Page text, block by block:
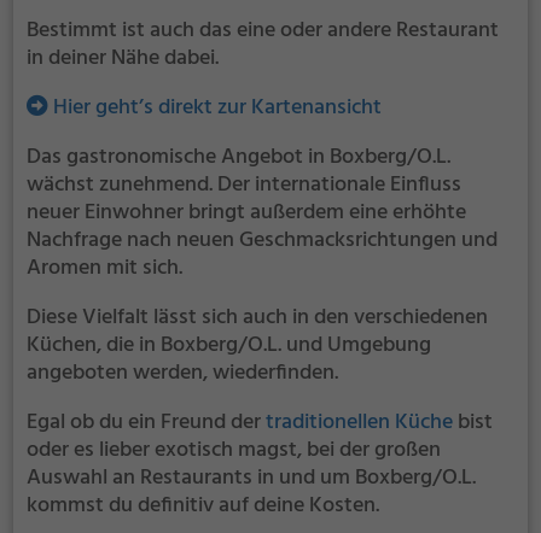
Bestimmt ist auch das eine oder andere Restaurant
in deiner Nähe dabei.
Hier geht’s direkt zur Kartenansicht
Das gastronomische Angebot in Boxberg/O.L.
wächst zunehmend. Der internationale Einfluss
neuer Einwohner bringt außerdem eine erhöhte
Nachfrage nach neuen Geschmacksrichtungen und
Aromen mit sich.
Diese Vielfalt lässt sich auch in den verschiedenen
Küchen, die in Boxberg/O.L. und Umgebung
angeboten werden, wiederfinden.
Egal ob du ein Freund dertraditionellen Küchebist
oder es lieber exotisch magst, bei der großen
Auswahl an Restaurants in und um Boxberg/O.L.
kommst du definitiv auf deine Kosten.